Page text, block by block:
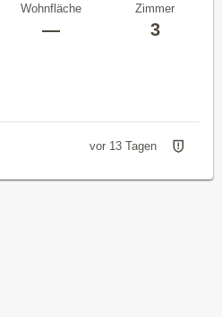
Wohnfläche
—
Zimmer
3
vor 13 Tagen